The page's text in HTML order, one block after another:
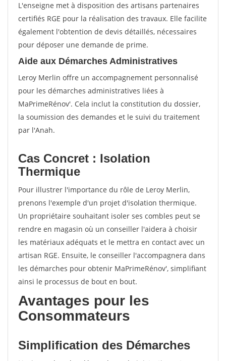
L'enseigne met à disposition des artisans partenaires
certifiés RGE pour la réalisation des travaux. Elle facilite
également l'obtention de devis détaillés, nécessaires
pour déposer une demande de prime.
Aide aux Démarches Administratives
Leroy Merlin offre un accompagnement personnalisé
pour les démarches administratives liées à
MaPrimeRénov'. Cela inclut la constitution du dossier,
la soumission des demandes et le suivi du traitement
par l'Anah.
Cas Concret : Isolation
Thermique
Pour illustrer l'importance du rôle de Leroy Merlin,
prenons l'exemple d'un projet d'isolation thermique.
Un propriétaire souhaitant isoler ses combles peut se
rendre en magasin où un conseiller l'aidera à choisir
les matériaux adéquats et le mettra en contact avec un
artisan RGE. Ensuite, le conseiller l'accompagnera dans
les démarches pour obtenir MaPrimeRénov', simplifiant
ainsi le processus de bout en bout.
Avantages pour les
Consommateurs
Simplification des Démarches